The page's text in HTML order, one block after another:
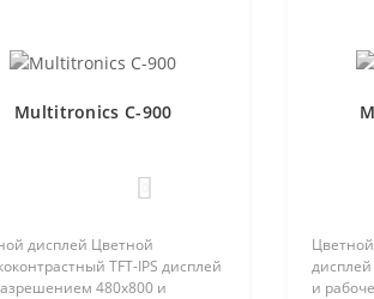
Multitronics C-900
дисплей Цветной
TFT-IPS дисплей
480х800 и
и